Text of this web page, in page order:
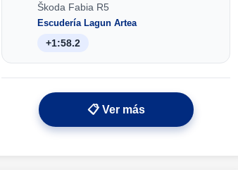
Škoda Fabia R5
Escudería Lagun Artea
+1:58.2
📋 Ver más